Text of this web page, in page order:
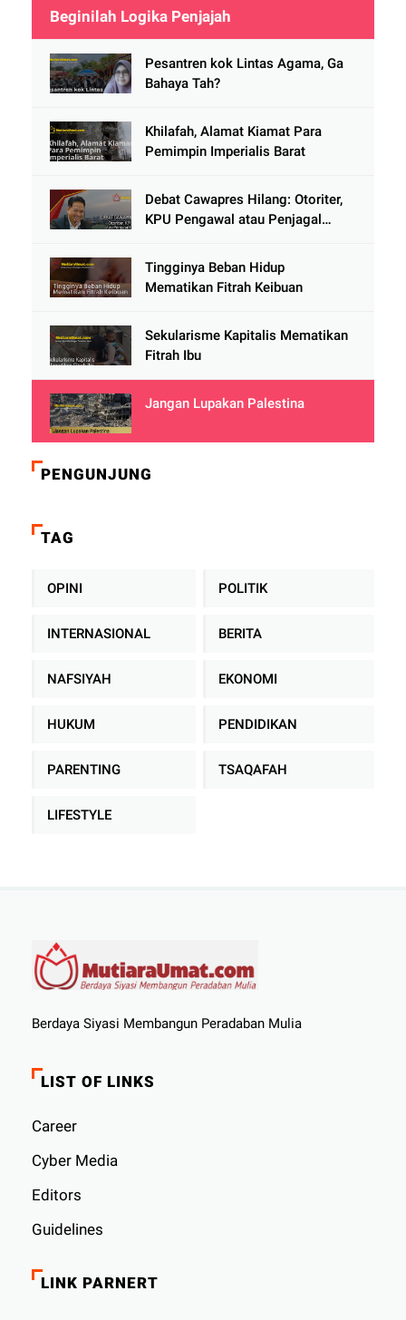
Beginilah Logika Penjajah
Pesantren kok Lintas Agama, Ga
Bahaya Tah?
Khilafah, Alamat Kiamat Para
Pemimpin Imperialis Barat
Debat Cawapres Hilang: Otoriter,
KPU Pengawal atau Penjagal
Tingginya Beban Hidup
Mematikan Fitrah Keibuan
Sekularisme Kapitalis Mematikan
Fitrah Ibu
Jangan Lupakan Palestina
PENGUNJUNG
TAG
OPINI POLITIK
INTERNASIONAL BERITA
NAFSIYAH EKONOMI
HUKUM PENDIDIKAN
PARENTING TSAQAFAH
LIFESTYLE
Berdaya Siyasi Membangun Peradaban Mulia
LIST OF LINKS
Career
Cyber ​​Media
Editors
Guidelines
LINK PARNERT